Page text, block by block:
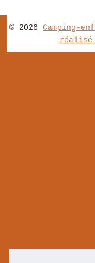
© 2026 Camping-
réalisé